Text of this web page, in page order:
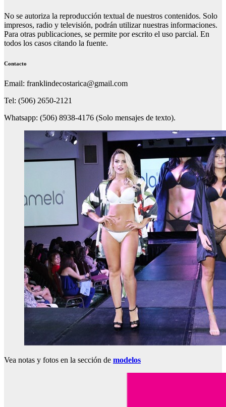
No se autoriza la reproducción textual de nuestros contenidos. Solo
impresos, radio y televisión, podrán utilizar nuestras informaciones.
Para otras publicaciones, se permite por escrito el uso parcial. En
todos los casos citando la fuente.
Contacto
Email: franklindecostarica@gmail.com
Tel: (506) 2650-2121
Whatsapp: (506) 8938-4176 (Solo mensajes de texto).
Vea notas y fotos en la sección de modelos